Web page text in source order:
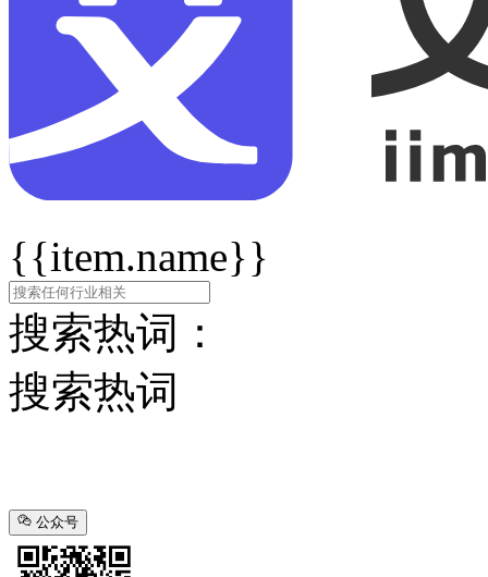
{{item.name}}
搜索热词：
搜索热词
公众号